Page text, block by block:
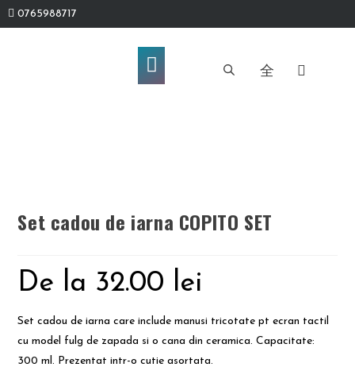
0765988717
Set cadou de iarna COPITO SET
De la 32.00 lei
Set cadou de iarna care include manusi tricotate pt ecran tactil
cu model fulg de zapada si o cana din ceramica. Capacitate:
300 ml. Prezentat intr-o cutie asortata.